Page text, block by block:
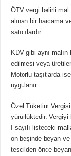
ÖTV vergi belirli mal
alınan bir harcama
satıcılardır.
KDV gibi aynı
edilmesi veya
Motorlu taşıtlarda
uygulanır.
Özel Tüketim
yürürlüktedir. Vergiyi
I sayılı listedeki
on beşinde beyan ve
tescilden önce